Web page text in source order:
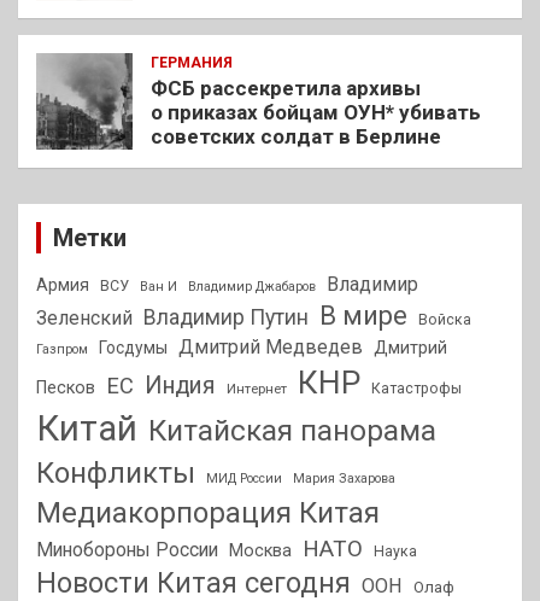
ГЕРМАНИЯ
ФСБ рассекретила архивы
о приказах бойцам ОУН* убивать
советских солдат в Берлине
Метки
Армия ВСУ Ван И Владимир Джабаров
Владимир
Зеленский Владимир Путин В мире Войска
Газпром Госдумы Дмитрий Медведев Дмитрий
Песков
ЕС Индия Интернет КНР Катастрофы
Китай Китайская панорама
Конфликты
МИД России Мария Захарова
Медиакорпорация Китая
Минобороны России Москва НАТО Наука
Новости Китая сегодня ООН
Олаф